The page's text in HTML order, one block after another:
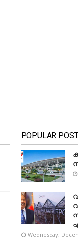
POPULAR
Wednesday,